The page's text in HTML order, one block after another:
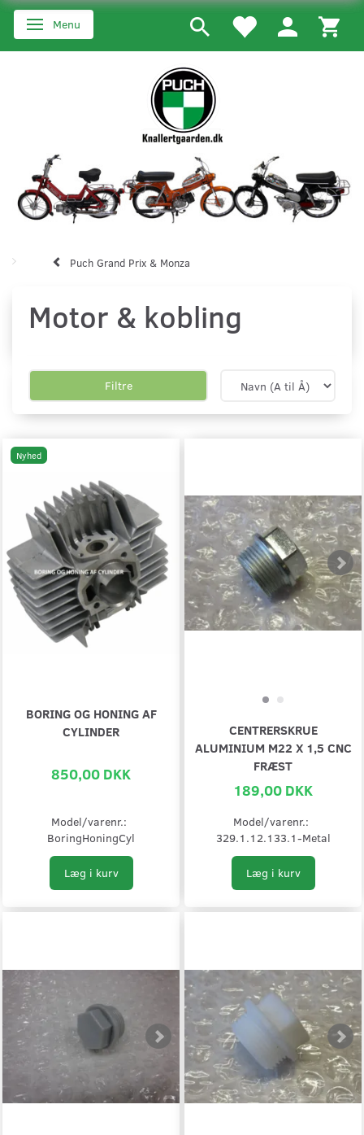
Skifte navigation
Menu
Puch Grand Prix & Monza
Motor & kobling
Filtre
Nyhed
BORING OG HONING AF
CYLINDER
850,00 DKK
Model/varenr.:
BoringHoningCyl
Læg i kurv
CENTRERSKRUE
ALUMINIUM M22 X 1,5 CNC
FRÆST
189,00 DKK
Model/varenr.:
329.1.12.133.1-Metal
Læg i kurv